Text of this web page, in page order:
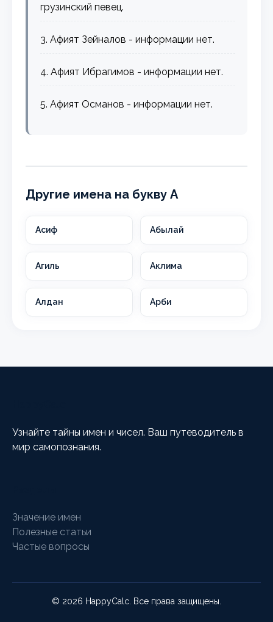
грузинский певец.
3. Афият Зейналов - информации нет.
4. Афият Ибрагимов - информации нет.
5. Афият Османов - информации нет.
Другие имена на букву А
Асиф Абылай
Агиль Аклима
Алдан Арби
Узнайте тайны имен и чисел. Ваш путеводитель в
мир самопознания.
Значение имен
Полезные статьи
Частые вопросы
© 2026 HappyCalc. Все права защищены.